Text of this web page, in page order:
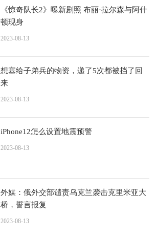
《惊奇队长2》曝新剧照 布丽·拉尔森与阿什
顿现身
2023-08-13
想塞给子弟兵的物资，递了5次都被挡了回
来
2023-08-13
iPhone12怎么设置地震预警
2023-08-13
外媒：俄外交部谴责乌克兰袭击克里米亚大
桥，誓言报复
2023-08-13